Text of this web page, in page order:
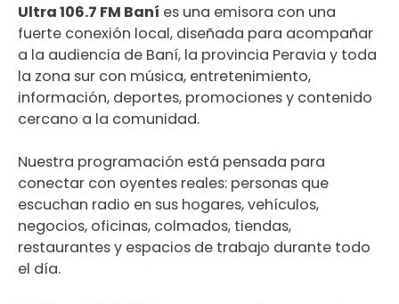
Ultra 106.7 FM Baní es una emisora con una
fuerte conexión local, diseñada para acompañar
a la audiencia de Baní, la provincia Peravia y toda
la zona sur con música, entretenimiento,
información, deportes, promociones y contenido
cercano a la comunidad.
Nuestra programación está pensada para
conectar con oyentes reales: personas que
escuchan radio en sus hogares, vehículos,
negocios, oficinas, colmados, tiendas,
restaurantes y espacios de trabajo durante todo
el día.